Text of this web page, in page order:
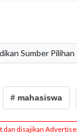
Sumber Pilihan
# mahasiswa